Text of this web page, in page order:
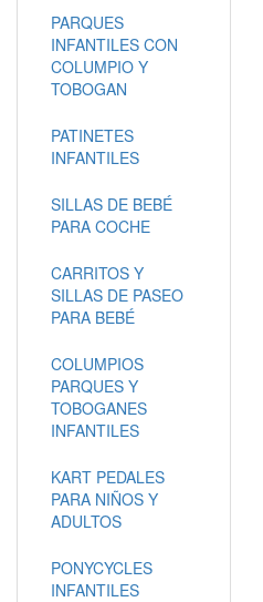
PARQUES
INFANTILES CON
COLUMPIO Y
TOBOGAN
PATINETES
INFANTILES
SILLAS DE BEBÉ
PARA COCHE
CARRITOS Y
SILLAS DE PASEO
PARA BEBÉ
COLUMPIOS
PARQUES Y
TOBOGANES
INFANTILES
KART PEDALES
PARA NIÑOS Y
ADULTOS
PONYCYCLES
INFANTILES